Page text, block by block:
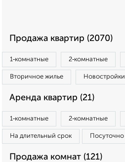
Продажа квартир (2070)
1‑комнатные 2‑комнатные
Вторичное жилье Новостройки
Аренда квартир (21)
1‑комнатные 2‑комнатные
На длительный срок Посуточно
Продажа комнат (121)